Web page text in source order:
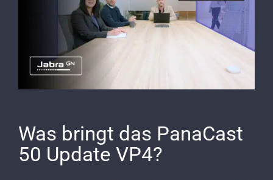
Was bringt das PanaCast
50 Update VP4?